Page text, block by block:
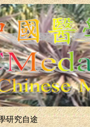
研究自途